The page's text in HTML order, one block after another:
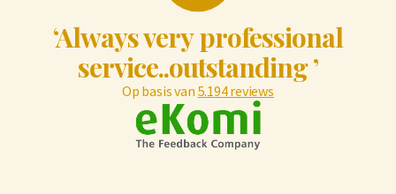
‘Always very professional
service..outstanding ’
Op basis van 5.194 reviews